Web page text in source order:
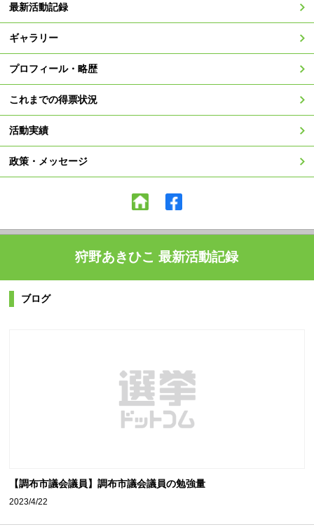
最新活動記録
ギャラリー
プロフィール・略歴
これまでの得票状況
活動実績
政策・メッセージ
狩野あきひこ 最新活動記録
ブログ
【調布市議会議員】調布市議会議員の勉強量
2023/4/22